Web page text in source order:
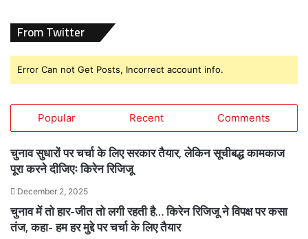
From Twitter
Error Can not Get Posts, Incorrect account info.
Popular Recent Comments
चुनाव सुधारों पर चर्चा के लिए सरकार तैयार, लेकिन सूचीबद्ध कामकाज
पूरा करने दीजिएः किरेन रिजिजू
December 2, 2025
चुनाव में तो हार-जीत तो लगी रहती है… किरेन रिजिजू ने विपक्ष पर कसा
तंज, कहा- हम हर मुद्दे पर चर्चा के लिए तैयार